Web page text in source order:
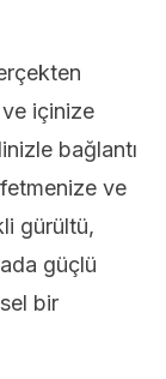
içinize
bağlantı
ve
gürültü,
güçlü
bir